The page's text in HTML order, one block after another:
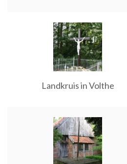
Landkruis in Volthe